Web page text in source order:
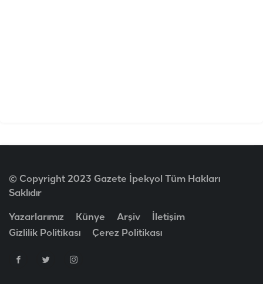
© Copyright 2023 Gazete İpekyol Tüm Hakları
Saklıdır
Yazarlarımız Künye Arşiv
İletişim
Gizlilik Politikası
Çerez Politikası